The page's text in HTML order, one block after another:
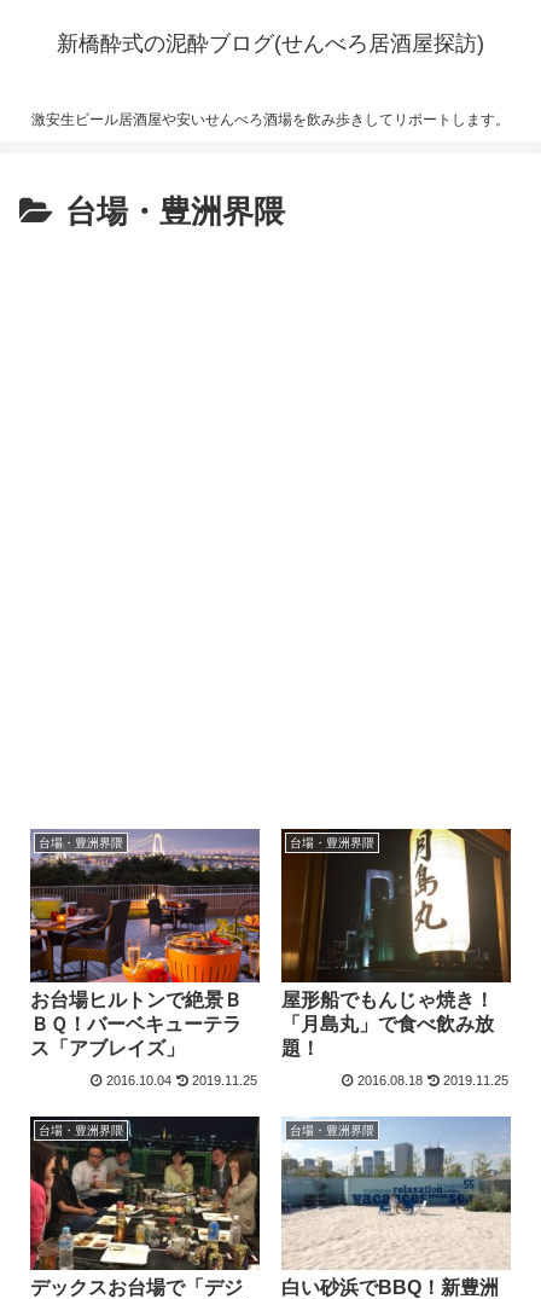
新橋酔式の泥酔ブログ(せんべろ居酒屋探訪)
激安生ビール居酒屋や安いせんべろ酒場を飲み歩きしてリポートします。
台場・豊洲界隈
台場・豊洲界隈
お台場ヒルトンで絶景Ｂ
ＢＱ！バーベキューテラ
ス「アブレイズ」
2016.10.04 2019.11.25
台場・豊洲界隈
屋形船でもんじゃ焼き！
「月島丸」で食べ飲み放
題！
2016.08.18 2019.11.25
台場・豊洲界隈
デックスお台場で「デジ
台場・豊洲界隈
白い砂浜でBBQ！新豊洲